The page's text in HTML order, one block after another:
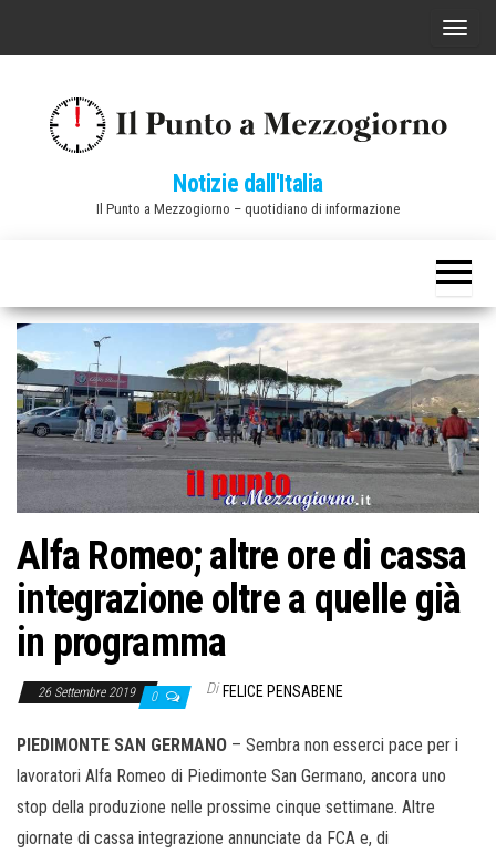
C
a
v
i
g
a
z
i
e
Notizie dall'Italia
Il Punto a Mezzogiorno – quotidiano di informazione
Alfa Romeo; altre ore di cassa
integrazione oltre a quelle già
in programma
26 Settembre 2019 0 Di FELICE PENSABENE
PIEDIMONTE SAN GERMANO – Sembra non esserci pace per i
lavoratori Alfa Romeo di Piedimonte San Germano, ancora uno
stop della produzione nelle prossime cinque settimane. Altre
giornate di cassa integrazione annunciate da FCA e, di